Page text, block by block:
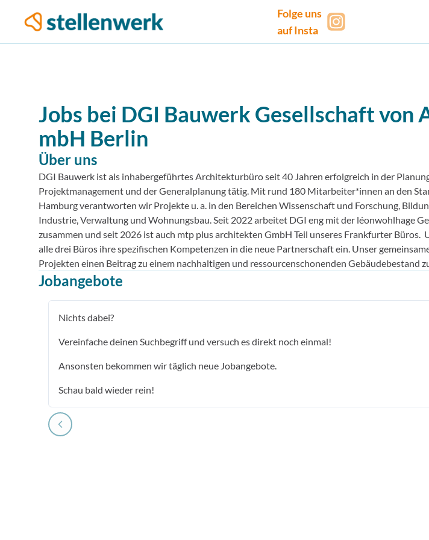
Folge uns
auf Insta
Jobs bei DGI Bauwerk Gesellschaft von
mbH Berlin
Über uns
DGI Bauwerk ist als inhabergeführtes Architekturbüro seit 40 Jahren erfolgreich in der
Projektmanagement und der Generalplanung tätig. Mit rund 180 Mitarbeiter*innen an den
Hamburg verantworten wir Projekte u. a. in den Bereichen Wissenschaft und Forschung,
Industrie, Verwaltung und Wohnungsbau. Seit 2022 arbeitet DGI eng mit der léonwohlhage
zusammen und seit 2026 ist auch mtp plus architekten GmbH Teil unseres Frankfurter Büros.
alle drei Büros ihre spezifischen Kompetenzen in die neue Partnerschaft ein. Unser
Projekten einen Beitrag zu einem nachhaltigen und ressourcenschonenden Gebäudebestand
Jobangebote
Nichts dabei?
Vereinfache deinen Suchbegriff und versuch es direkt noch einmal!
Ansonsten bekommen wir täglich neue Jobangebote.
Schau bald wieder rein!